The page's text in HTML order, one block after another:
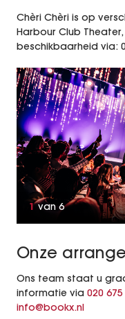
Chèri Chèri is op
Harbour Club
beschikbaarheid via:
1 van 6
Onze
Ons team staat u
informatie via 020 675
info@bookx.nl